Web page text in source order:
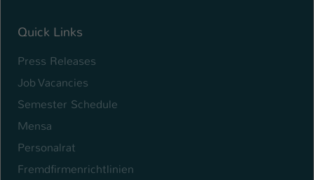
Quick Links
Press Releases
Job Vacancies
Semester Schedule
Mensa
Personalrat
Fremdfirmenrichtlinien